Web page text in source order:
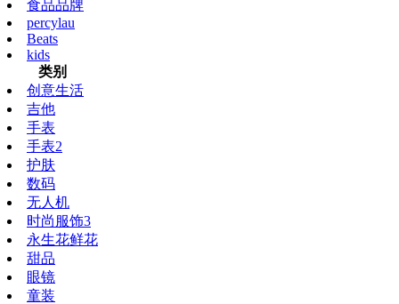
食品品牌
percylau
Beats
kids
类别
创意生活
吉他
手表
手表2
护肤
数码
无人机
时尚服饰3
永生花鲜花
甜品
眼镜
童装